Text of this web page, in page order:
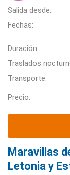
Salida desde:
Fechas:
Duración:
Traslados
Transporte:
Precio:
Maravillas
Letonia y